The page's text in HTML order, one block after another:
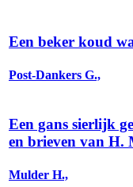
Een beker koud
Post-Dankers G.,
Een gans sierlijk
en brieven van H.
Mulder H.,